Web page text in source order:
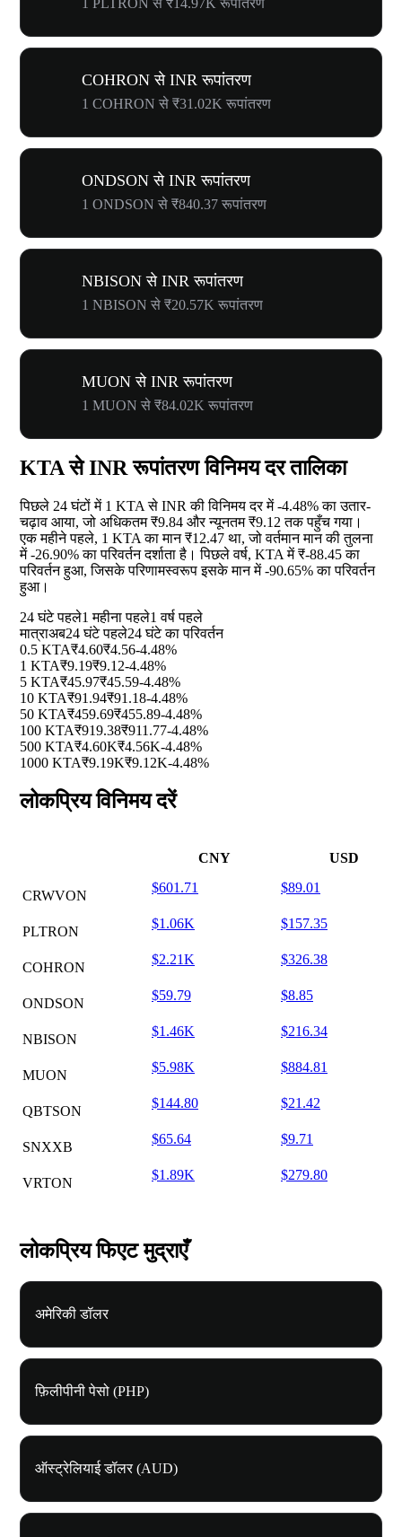
COHRON से INR रूपांतरण
1 COHRON से ₹31.02K रूपांतरण
ONDSON से INR रूपांतरण
1 ONDSON से ₹840.37 रूपांतरण
NBISON से INR रूपांतरण
1 NBISON से ₹20.57K रूपांतरण
MUON से INR रूपांतरण
1 MUON से ₹84.02K रूपांतरण
KTA से INR रूपांतरण विनिमय दर तालिका
पिछले 24 घंटों में 1 KTA से INR की विनिमय दर में-4.48%का उतार-
चढ़ाव आया, जो अधिकतम ₹9.84 और न्यूनतम ₹9.12 तक पहुँच गया।
एक महीने पहले, 1 KTA का मान ₹12.47 था, जो वर्तमान मान की तुलना
में-26.90%का परिवर्तन दर्शाता है। पिछले वर्ष, KTA में ₹-88.45 का
परिवर्तन हुआ, जिसके परिणामस्वरूप इसके मान में-90.65%का परिवर्तन
हुआ।
24 घंटे पहले1 महीना पहले1 वर्ष पहले
मात्राअब24 घंटे पहले24 घंटे का परिवर्तन
0.5 KTA₹4.60₹4.56-4.48%
1 KTA₹9.19₹9.12-4.48%
5 KTA₹45.97₹45.59-4.48%
10 KTA₹91.94₹91.18-4.48%
50 KTA₹459.69₹455.89-4.48%
100 KTA₹919.38₹911.77-4.48%
500 KTA₹4.60K₹4.56K-4.48%
1000 KTA₹9.19K₹9.12K-4.48%
लोकप्रिय विनिमय दरें
CNY USD
CRWVON
$601.71 $89.01
PLTRON
$1.06K $157.35
COHRON
$2.21K $326.38
ONDSON
$59.79 $8.85
NBISON
$1.46K $216.34
MUON
$5.98K $884.81
QBTSON
$144.80 $21.42
SNXXB
$65.64 $9.71
VRTON
$1.89K $279.80
लोकप्रिय फिएट मुद्राएँ
अमेरिकी डॉलर
फ़िलीपीनी पेसो (PHP)
ऑस्ट्रेलियाई डॉलर (AUD)